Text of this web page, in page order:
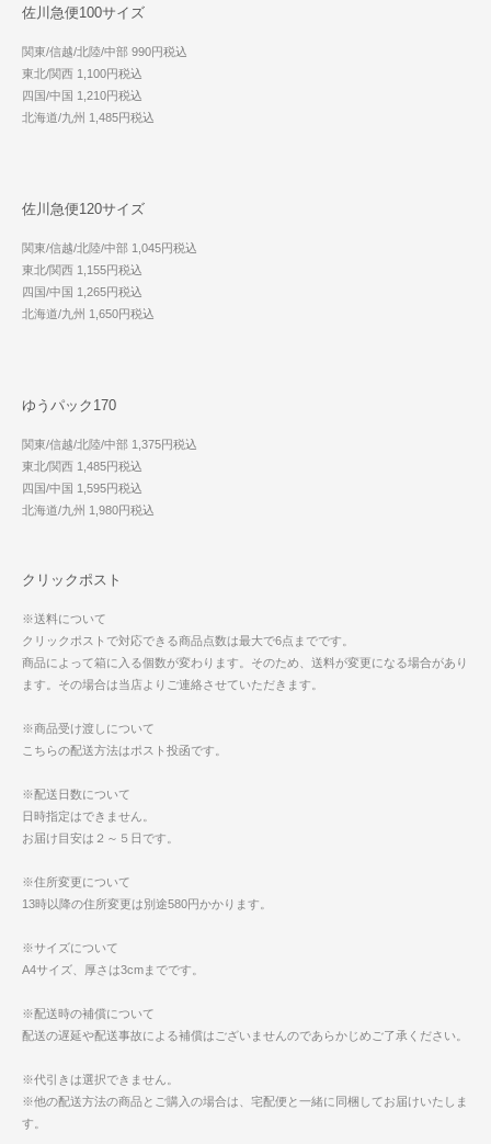
佐川急便100サイズ
関東/信越/北陸/中部 990円税込
東北/関西 1,100円税込
四国/中国 1,210円税込
北海道/九州 1,485円税込
佐川急便120サイズ
関東/信越/北陸/中部 1,045円税込
東北/関西 1,155円税込
四国/中国 1,265円税込
北海道/九州 1,650円税込
ゆうパック170
関東/信越/北陸/中部 1,375円税込
東北/関西 1,485円税込
四国/中国 1,595円税込
北海道/九州 1,980円税込
クリックポスト
※送料について
クリックポストで対応できる商品点数は最大で6点までです。
商品によって箱に入る個数が変わります。そのため、送料が変更になる場合があり
ます。その場合は当店よりご連絡させていただきます。
※商品受け渡しについて
こちらの配送方法はポスト投函です。
※配送日数について
日時指定はできません。
お届け目安は２～５日です。
※住所変更について
13時以降の住所変更は別途580円かかります。
※サイズについて
A4サイズ、厚さは3cmまでです。
※配送時の補償について
配送の遅延や配送事故による補償はございませんのであらかじめご了承ください。
※代引きは選択できません。
※他の配送方法の商品とご購入の場合は、宅配便と一緒に同梱してお届けいたしま
す。